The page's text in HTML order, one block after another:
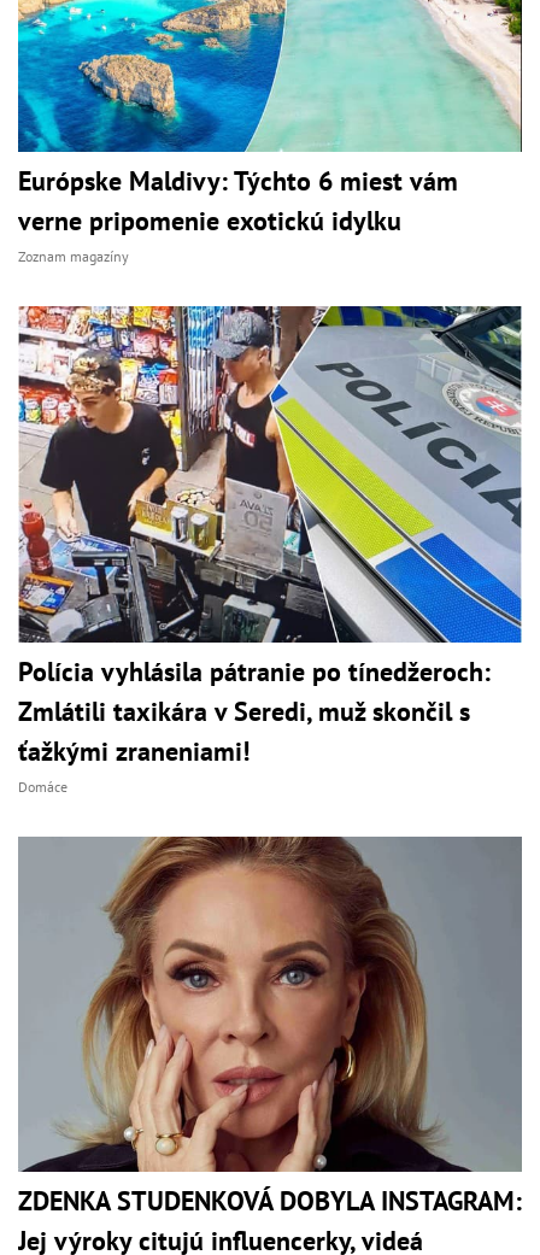
Európske Maldivy: Týchto 6 miest vám
verne pripomenie exotickú idylku
Zoznam magazíny
Polícia vyhlásila pátranie po tínedžeroch:
Zmlátili taxikára v Seredi, muž skončil s
ťažkými zraneniami!
Domáce
ZDENKA STUDENKOVÁ DOBYLA INSTAGRAM:
Jej výroky citujú influencerky, videá